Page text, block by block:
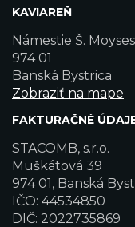
KAVIAREŇ
Námestie Š.
974 01
Banská Bystrica
Zobraziť na mape
FAKTURAČNÉ
STACOMB, s.r.o.
Muškátová 39
974 01, Banská
IČO: 44534850
DIČ: 2022735869